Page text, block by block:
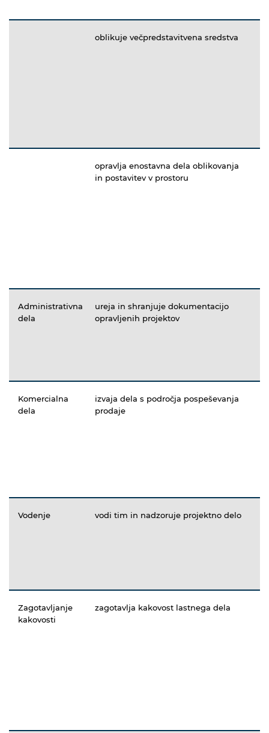
oblikuje večpredstavitvena sredstva
opravlja enostavna dela oblikovanja
in postavitev v prostoru
Administrativna
dela
ureja in shranjuje dokumentacijo
opravljenih projektov
Komercialna
dela
izvaja dela s področja pospeševanja
prodaje
Vodenje vodi tim in nadzoruje projektno delo
Zagotavljanje
kakovosti
zagotavlja kakovost lastnega dela